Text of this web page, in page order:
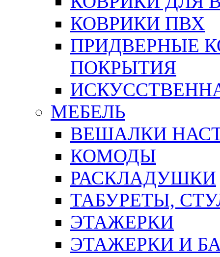
КОВРИКИ ПВХ
ПРИДВЕРНЫЕ
ПОКРЫТИЯ
МЕБЕЛЬ
ВЕШАЛКИ
КОМОДЫ
РАСКЛАДУШКИ
ТАБУРЕТЫ,
ЭТАЖЕРКИ
ЭТАЖЕРКИ И